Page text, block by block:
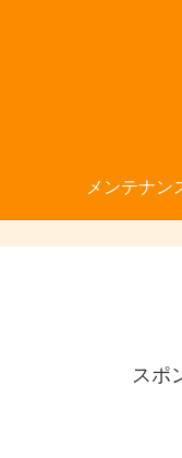
メンテナン
スポ